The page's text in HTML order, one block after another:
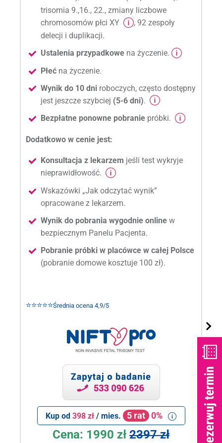
trisomia 9.,16., 22., zmiany liczbowe
chromosomów płci XY
, 92 zespoły
delecji i duplikacji.
Ustalenia przypadkowe na życzenie.
Płeć na życzenie.
Wynik do 10 dni roboczych, często dostępny
jest jeszcze szybciej (5-6 dni).
Bezpłatne ponowne pobranie próbki.
Dodatkowo w cenie jest:
Konsultacja z lekarzem jeśli test wykryje
nieprawidłowość.
Wskazówki „Jak odczytać wynik”
opracowane z lekarzem.
Wynik do pobrania wygodnie online w
bezpiecznym Panelu Pacjenta.
Pobranie próbki w placówce w całej Polsce
(pobranie domowe kosztuje 100 zł).
⭐⭐⭐⭐⭐Średnia ocena 4,9/5
Kup od 398 zł/ mies. 5 rat 0%
Cena: 1990 zł 2397 zł